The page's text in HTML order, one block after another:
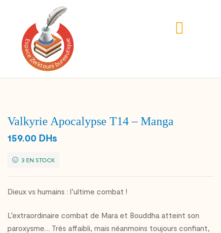
Valkyrie Apocalypse T14 – Manga
159.00 DHs
3 EN STOCK
Dieux vs humains : l’ultime combat !
L’extraordinaire combat de Mara et Bouddha atteint son
paroxysme… Très affaibli, mais néanmoins toujours confiant,